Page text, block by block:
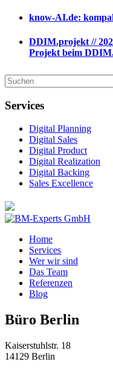
know-AI.de:
DDIM.projekt //
Projekt beim
Services
Digital Planning
Digital Sales
Digital Product
Digital Realization
Digital Backing
Sales Excellence
Home
Services
Wer wir sind
Das Team
Referenzen
Blog
Büro Berlin
Kaiserstuhlstr. 18
14129 Berlin